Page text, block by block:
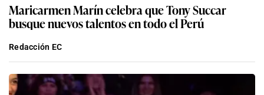
Maricarmen Marín celebra que Tony Succar
busque nuevos talentos en todo el Perú
Redacción EC